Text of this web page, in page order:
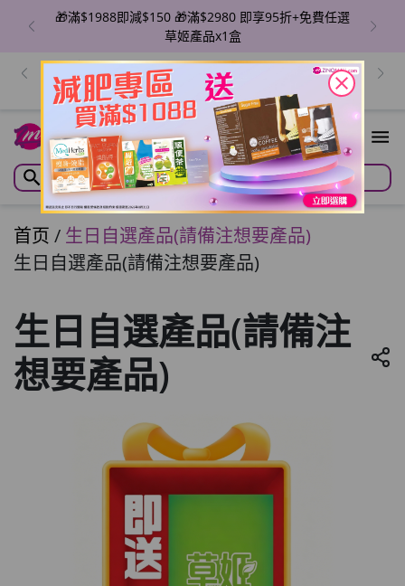
🎁滿$1988即減$150 🎁滿$2980 即享95折+免費任選
草姬產品x1盒
出位價😍ZINO 魔幻亮肌BB精華/瞬滑霜/紋立消 🔥單盒
價$129/件！香港地區免運費 優惠至8月6日
首页 / 生日自選產品(請備注想要產品)
生日自選產品(請備注想要產品)
生日自選產品(請備注
想要產品)
close